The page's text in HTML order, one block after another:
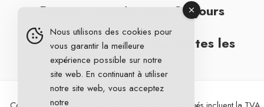
Retours gratuits sous 30 jours
Livraison gratuite pour toutes les
commandes
Nous utilisons des cookies pour
vous garantir la meilleure
expérience possible sur notre
site web. En continuant à utiliser
notre site web, vous acceptez
notre